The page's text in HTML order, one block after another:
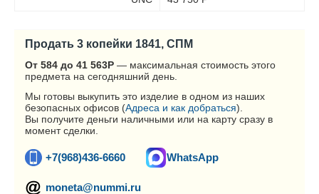
Продать 3 копейки 1841, СПМ
От 584 до 41 563Р — максимальная стоимость этого
предмета на сегодняшний день.
Мы готовы выкупить это изделие в одном из наших
безопасных офисов (Адреса и как добраться).
Вы получите деньги наличными или на карту сразу в
момент сделки.
+7(968)436-6660 WhatsApp
moneta@nummi.ru